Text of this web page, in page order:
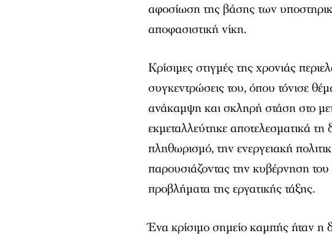
αφοσίωση της βάσης των
αποφασιστική νίκη.
Κρίσιμες στιγμές της χρονιάς
συγκεντρώσεις του, όπου τόνισε
ανάκαμψη και σκληρή στάση στο
εκμεταλλεύτηκε αποτελεσματικά
πληθωρισμό, την ενεργειακή
παρουσιάζοντας την κυβέρνηση
προβλήματα της εργατικής τάξης.
Ένα κρίσιμο σημείο καμπής ήταν η